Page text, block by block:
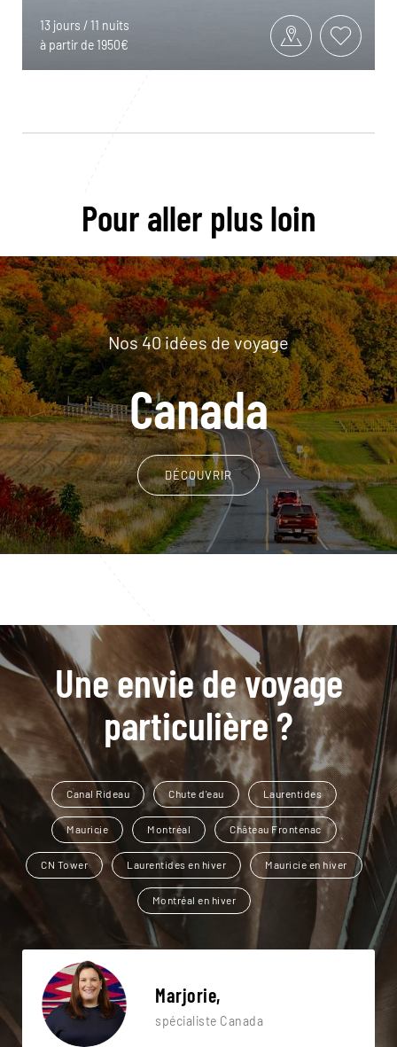
13 jours / 11 nuits
à partir de 1950€
Pour aller plus loin
Nos 40 idées de voyage
Canada
DÉCOUVRIR
Une envie de voyage
particulière ?
Canal Rideau Chute d'eau Laurentides
Mauricie Montréal Château Frontenac
CN Tower Laurentides en hiver Mauricie en hiver
Montréal en hiver
Marjorie,
spécialiste Canada